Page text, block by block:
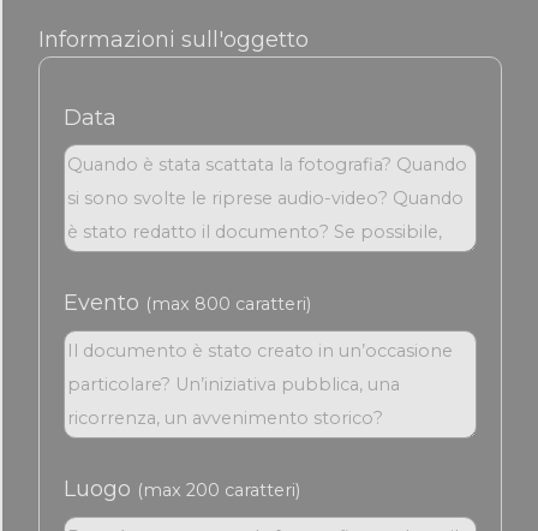
Informazioni sull'oggetto
Data
Evento (max 800 caratteri)
Luogo (max 200 caratteri)